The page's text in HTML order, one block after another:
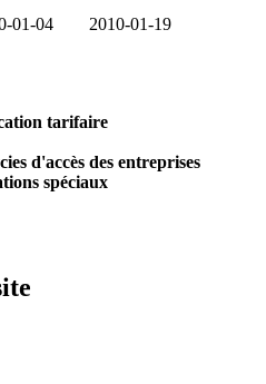
01-04 2010-01-19
tarifaire
d'accès des entreprises
spéciaux